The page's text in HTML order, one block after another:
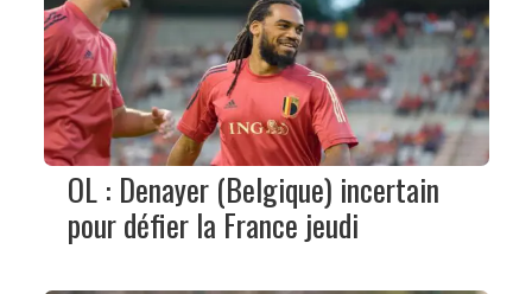
OL : Denayer (Belgique) incertain
pour défier la France jeudi